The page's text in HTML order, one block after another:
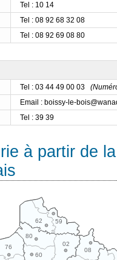
Tel : 10 14
Tel : 08 92 68 32 08
Tel : 08 92 69 08 80
Tel : 03 44 49 00 03
Email : boissy-le-
Tel : 39 39
à partir de
59
60
62
02
08
76
80